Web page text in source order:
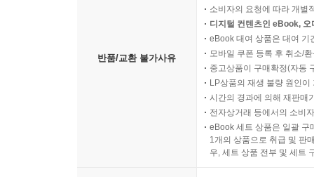
반품/교환 불가사유
소비자의 요청에 따라 개별
디지털 컨텐츠인 eBook,
eBook 대여 상품은 대여 기
모바일 쿠폰 등록 후 취소/
중고상품이 구매확정(자동
LP상품의 재생 불량 원인
시간의 경과에 의해 재판매
전자상거래 등에서의 소비
eBook 세트 상품은 일괄 구
1개의 상품으로 취급 및 판
우, 세트 상품 전부 및 세트